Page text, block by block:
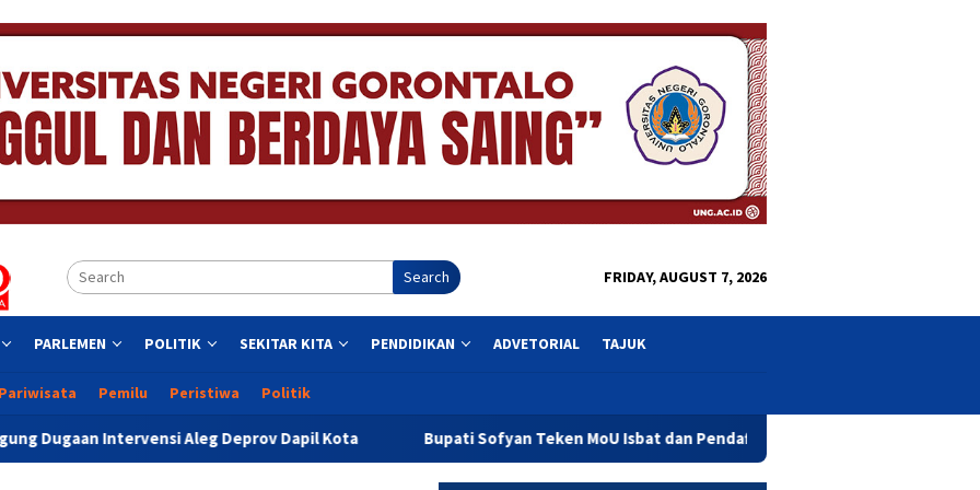
Search FRIDAY, AUGUST 7, 2026
PARLEMEN POLITIK SEKITAR KITA PENDIDIKAN ADVETORIAL TAJUK
Pariwisata Pemilu Peristiwa Politik
Aleg Deprov Dapil Kota Bupati Sofyan Teken MoU Isbat dan Pendaftaran Tanah Wakaf Se Provinsi Gorontalo